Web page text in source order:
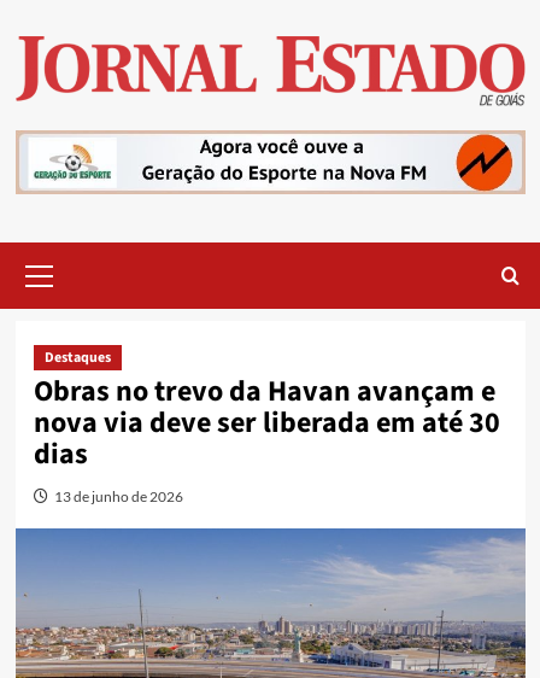
content
Menu
Destaques
Obras no trevo da Havan avançam e
nova via deve ser liberada em até 30
dias
13 de junho de 2026